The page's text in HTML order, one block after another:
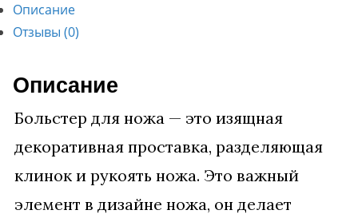
Описание
Отзывы (0)
Описание
Больстер для ножа — это изящная
декоративная проставка, разделяющая
клинок и рукоять ножа. Это важный
элемент в дизайне ножа, он делает